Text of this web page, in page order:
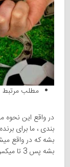
مطلب
در واقع این
بندی ، ما برای
بشه پس 3 تا میکس بالا هم برد شده